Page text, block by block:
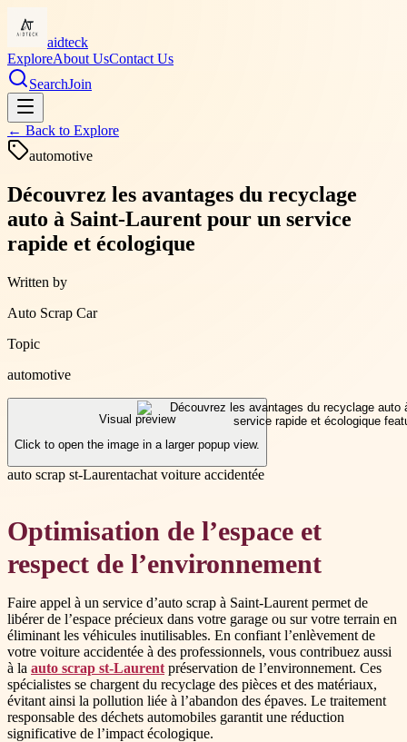
aidteck
ExploreAbout UsContact Us
SearchJoin
← Back to Explore
automotive
Découvrez les avantages du recyclage
auto à Saint-Laurent pour un service
rapide et écologique
Written by
Auto Scrap Car
Topic
automotive
Visual preview
Click to open the image in a larger popup view.
auto scrap st-Laurentachat voiture accidentée
Optimisation de l’espace et
respect de l’environnement
Faire appel à un service d’auto scrap à Saint-Laurent permet de
libérer de l’espace précieux dans votre garage ou sur votre terrain en
éliminant les véhicules inutilisables. En confiant l’enlèvement de
votre voiture accidentée à des professionnels, vous contribuez aussi
à la auto scrap st-Laurent préservation de l’environnement. Ces
spécialistes se chargent du recyclage des pièces et des matériaux,
évitant ainsi la pollution liée à l’abandon des épaves. Le traitement
responsable des déchets automobiles garantit une réduction
significative de l’impact écologique.